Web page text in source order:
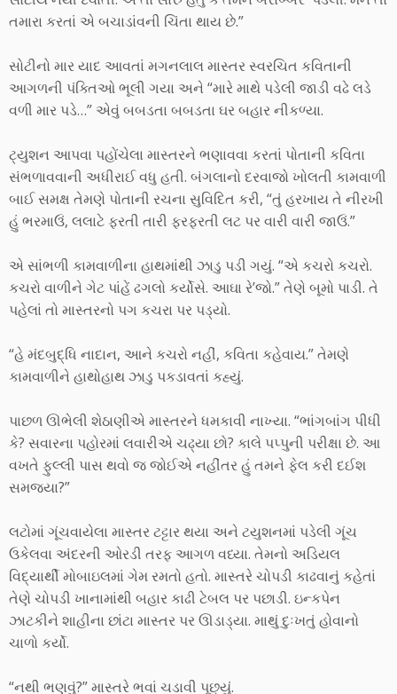
તમારા કરતાં એ બચાડાંવની ચિંતા થાય છે.”
સોટીનો માર યાદ આવતાં મગનલાલ માસ્તર સ્વરચિત કવિતાની
આગળની પંક્તિઓ ભૂલી ગયા અને “મારે માથે પડેલી જાડી વઢે લડે
વળી માર પડે…” એવું બબડતા બબડતા ઘર બહાર નીકળ્યા.
ટ્યુશન આપવા પહોંચેલા માસ્તરને ભણાવવા કરતાં પોતાની કવિતા
સંભળાવવાની અધીરાઈ વધુ હતી. બંગલાનો દરવાજો ખોલતી કામવાળી
બાઈ સમક્ષ તેમણે પોતાની રચના સુવિદિત કરી, “તું હરખાય તે નીરખી
હું ભરમાઉં, લલાટે ફરતી તારી ફરફરતી લટ પર વારી વારી જાઉં.”
એ સાંભળી કામવાળીના હાથમાંથી ઝાડુ પડી ગયું. “એ કચરો કચરો.
કચરો વાળીને ગેટ પાંહેં ઢગલો કર્યોસે. આઘા રે’જો.” તેણે બૂમો પાડી. તે
પહેલાં તો માસ્તરનો પગ કચરા પર પડ્યો.
“હે મંદબુદ્ધિ નાદાન, આને કચરો નહીં, કવિતા કહેવાય.” તેમણે
કામવાળીને હાથોહાથ ઝાડુ પકડાવતાં કહ્યું.
પાછળ ઊભેલી શેઠાણીએ માસ્તરને ધમકાવી નાખ્યા. “ભાંગબાંગ પીધી
કે? સવારના પહોરમાં લવારીએ ચઢ્યા છો? કાલે પપ્પુની પરીક્ષા છે. આ
વખતે ફુલ્લી પાસ થવો જ જોઈએ નહીંતર હું તમને ફેલ કરી દઈશ
સમજ્યા?”
લટોમાં ગૂંચવાયેલા માસ્તર ટટ્ટાર થયા અને ટયુશનમાં પડેલી ગૂંચ
ઉકેલવા અંદરની ઓરડી તરફ આગળ વધ્યા. તેમનો અડિયલ
વિદ્યાર્થી મોબાઇલમાં ગેમ રમતો હતો. માસ્તરે ચોપડી કાઢવાનું કહેતાં
તેણે ચોપડી ખાનામાંથી બહાર કાઢી ટેબલ પર પછાડી. ઇન્કપેન
ઝાટકીને શાહીના છાંટા માસ્તર પર ઊડાડ્યા. માથું દુઃખતું હોવાનો
ચાળો કર્યો.
“નથી ભણવું?” માસ્તરે ભવાં ચડાવી પૂછ્યું.